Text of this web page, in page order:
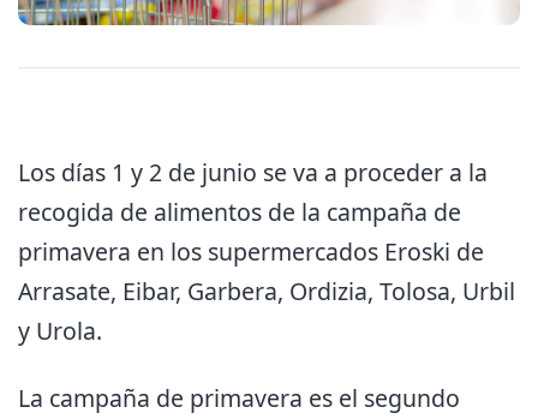
Los días 1 y 2 de junio se va a proceder a la
recogida de alimentos de la campaña de
primavera en los supermercados Eroski de
Arrasate, Eibar, Garbera, Ordizia, Tolosa, Urbil
y Urola.
La campaña de primavera es el segundo